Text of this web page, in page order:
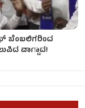
ಬೆಂಬಲಿಗರಿಂದ
ವಾಗ್ವಾದ!